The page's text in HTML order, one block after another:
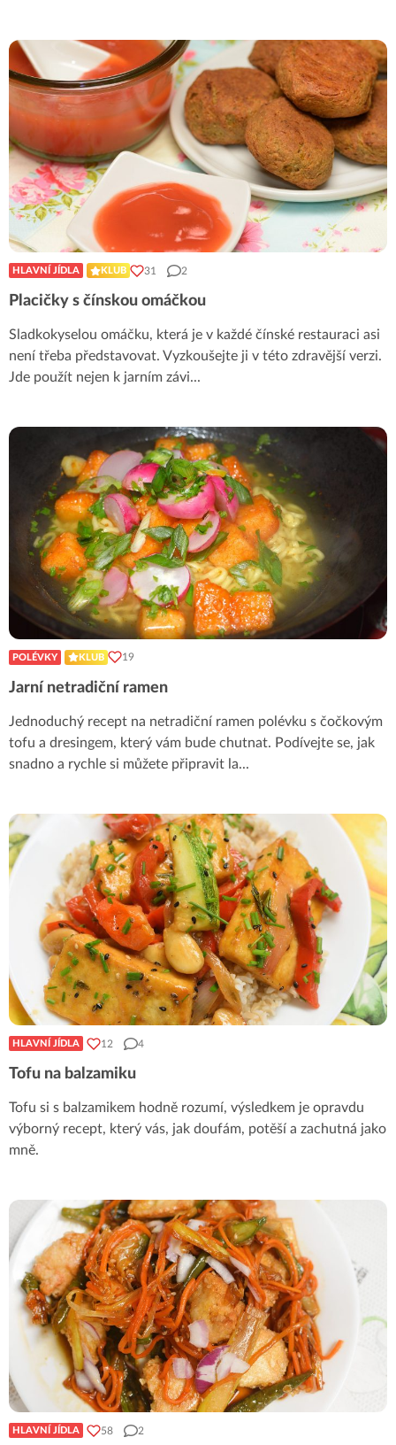
HLAVNÍ JÍDLA KLUB 31 2
Placičky s čínskou omáčkou
Sladkokyselou omáčku, která je v každé čínské restauraci asi
není třeba představovat. Vyzkoušejte ji v této zdravější verzi.
Jde použít nejen k jarním závi...
POLÉVKY KLUB 19
Jarní netradiční ramen
Jednoduchý recept na netradiční ramen polévku s čočkovým
tofu a dresingem, který vám bude chutnat. Podívejte se, jak
snadno a rychle si můžete připravit la...
HLAVNÍ JÍDLA 12 4
Tofu na balzamiku
Tofu si s balzamikem hodně rozumí, výsledkem je opravdu
výborný recept, který vás, jak doufám, potěší a zachutná jako
mně.
HLAVNÍ JÍDLA 58 2